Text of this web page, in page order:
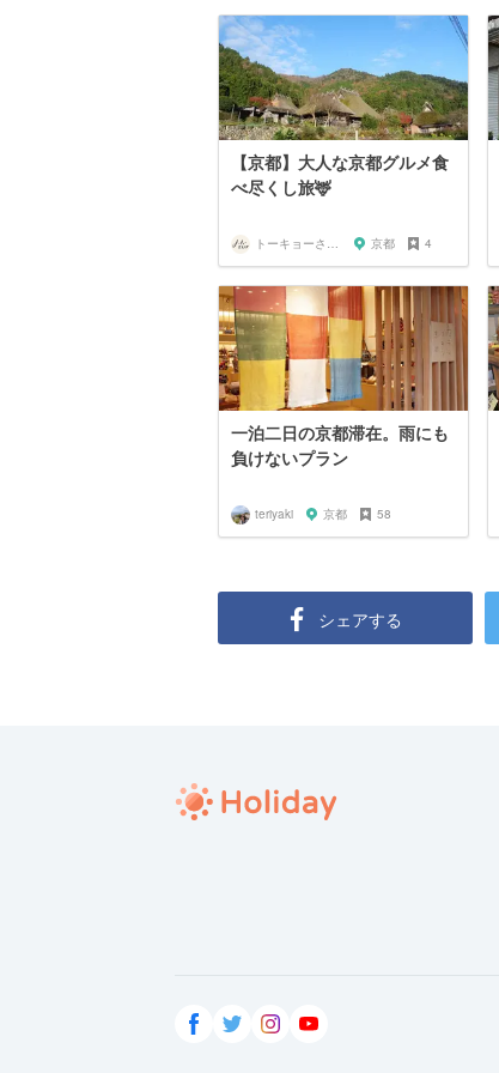
【京都】大人な京都グルメ食
べ尽くし旅🦌
トーキョーさんぽ 京都 4
一泊二日の京都滞在。雨にも
負けないプラン
teriyaki 京都 58
シェアする